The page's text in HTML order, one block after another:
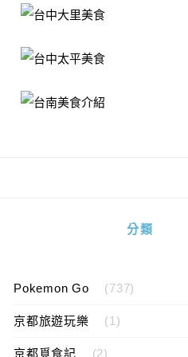
分類
Pokemon Go (737)
京都旅遊玩樂 (1)
京都覓食記 (2)